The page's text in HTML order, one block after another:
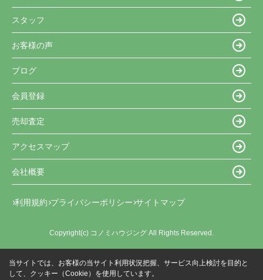
スタッフ
お客様の声
ブログ
会員登録
売却査定
アクセスマップ
会社概要
利用規約 プライバシーポリシー サイトマップ
Copyright(c) コノミハウジング All Rights Reserved.
当サイトでは、お客様の当サイト利用状況把握、サービス向上検討を目的と
して、クッキー（Cookie）を使用しています。